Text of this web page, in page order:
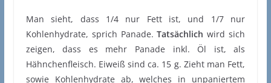
Man sieht, dass 1/4 nur Fett ist, und 1/7 nur
Kohlenhydrate, sprich Panade.Tatsächlich wird sich
zeigen, dass es mehr Panade inkl. Öl ist, als
Hähnchenfleisch. Eiweiß sind ca. 15 g. Zieht man Fett,
sowie Kohlenhydrate ab, welches in unpaniertem